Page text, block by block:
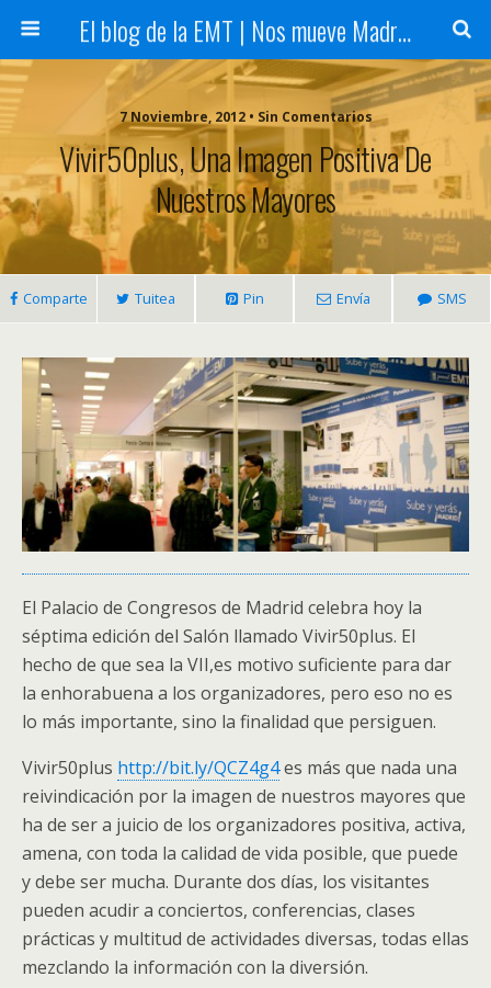
El blog de la EMT | Nos mueve Madrid
7 Noviembre, 2012 • Sin Comentarios
Vivir50plus, Una Imagen Positiva De
Nuestros Mayores
Comparte Tuitea Pin Envía SMS
El Palacio de Congresos de Madrid celebra hoy la
séptima edición del Salón llamado Vivir50plus. El
hecho de que sea la VII,es motivo suficiente para dar
la enhorabuena a los organizadores, pero eso no es
lo más importante, sino la finalidad que persiguen.
Vivir50plus http://bit.ly/QCZ4g4es más que nada una
reivindicación por la imagen de nuestros mayores que
ha de ser a juicio de los organizadores positiva, activa,
amena, con toda la calidad de vida posible, que puede
y debe ser mucha. Durante dos días, los visitantes
pueden acudir a conciertos, conferencias, clases
prácticas y multitud de actividades diversas, todas ellas
mezclando la información con la diversión.